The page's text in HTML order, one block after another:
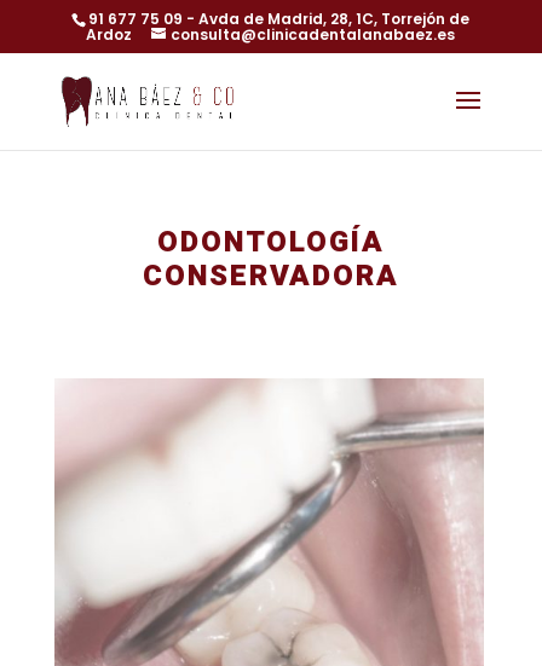
91 677 75 09 - Avda de Madrid, 28, 1C, Torrejón de
Ardoz consulta@clinicadentalanabaez.es
ODONTOLOGÍA
CONSERVADORA